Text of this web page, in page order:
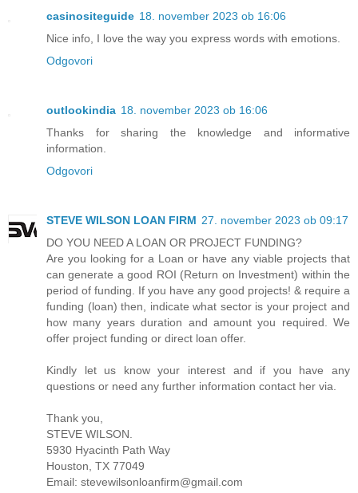
casinositeguide 18. november 2023 ob 16:06
Nice info, I love the way you express words with emotions.
Odgovori
outlookindia 18. november 2023 ob 16:06
Thanks for sharing the knowledge and informative
information.
Odgovori
STEVE WILSON LOAN FIRM 27. november 2023 ob 09:17
DO YOU NEED A LOAN OR PROJECT FUNDING?
Are you looking for a Loan or have any viable projects that
can generate a good ROI (Return on Investment) within the
period of funding. If you have any good projects! & require a
funding (loan) then, indicate what sector is your project and
how many years duration and amount you required. We
offer project funding or direct loan offer.
Kindly let us know your interest and if you have any
questions or need any further information contact her via.
Thank you,
STEVE WILSON.
5930 Hyacinth Path Way
Houston, TX 77049
Email: stevewilsonloanfirm@gmail.com